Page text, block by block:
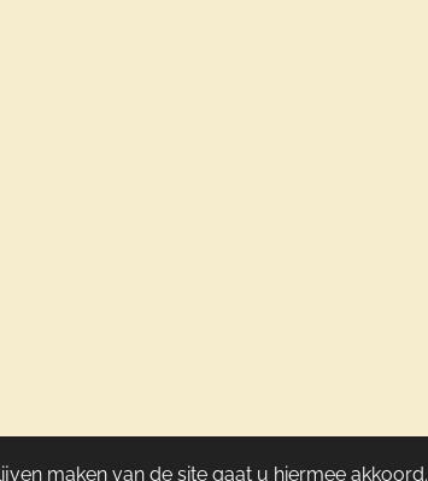
maken van de site gaat u hiermee akkoord.